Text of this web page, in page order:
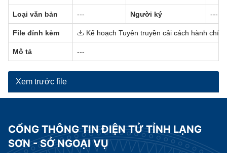
Loại văn bản --- Người ký ---
File đính kèm Kế hoạch Tuyên truyền cải cách hành
Mô tả ---
Xem trước file
CỔNG THÔNG TIN ĐIỆN TỬ TỈNH LẠNG
SƠN - SỞ NGOẠI VỤ